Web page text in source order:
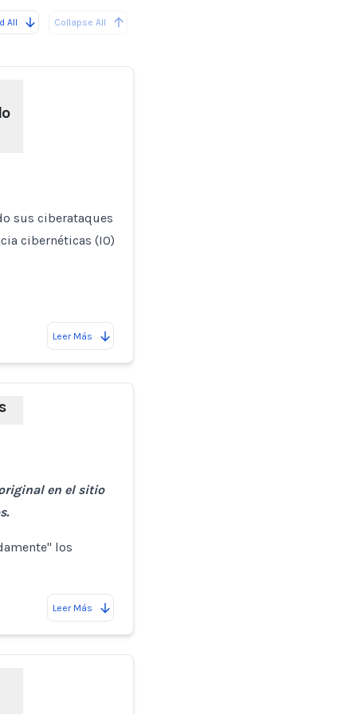
All Collapse All
sus ciberataques
cibernéticas (IO)
Leer Más
en el sitio
los
Leer Más